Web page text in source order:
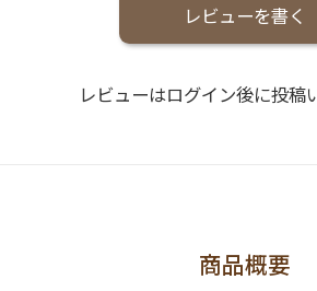
レビューを書く
レビューはログイン後に投稿
商品概要